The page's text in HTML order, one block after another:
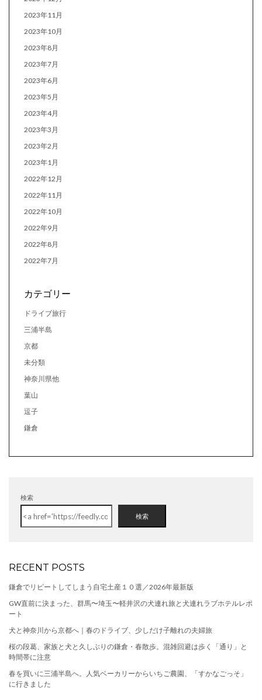
2023年11月
2023年10月
2023年8月
2023年7月
2023年6月
2023年5月
2023年4月
2023年3月
2023年2月
2023年1月
2022年12月
2022年11月
2022年10月
2022年9月
2022年8月
2022年7月
カテゴリー
ドライブ旅行
三浦半島
京都
未分類
神奈川県他
葉山
逗子
鎌倉
検索
検索
RECENT POSTS
鎌倉でリピートしてしまう自宅土産１０選／2026年最新版
GW直前に決まった、群馬〜埼玉〜軽井沢の犬連れ旅と犬連れラブホテルレポ
ート
犬と神奈川から京都へ｜春のドライブ、少しだけ子離れの夫婦旅
桜の段葛、家族と犬と久しぶりの鎌倉・春散歩。混雑回避は歩く「通り」と
時間帯に注意
春を買いに三浦半島へ。人気ベーカリーからいちご農園、「すかなごっそ」
に行きました